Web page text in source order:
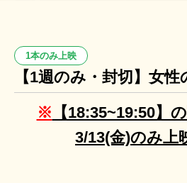
1本のみ上映
【1週のみ・封切】女性
※ 【18:35~19:50】
3/13(金)のみ上